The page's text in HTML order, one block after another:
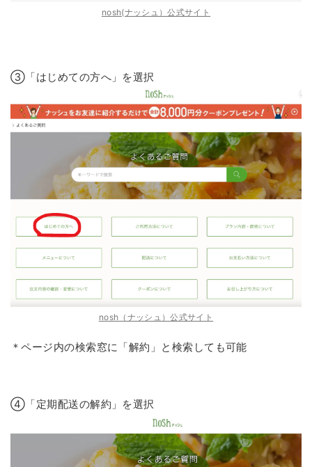
nosh(ナッシュ）公式サイト
③「はじめての方へ」を選択
nosh（ナッシュ）公式サイト
＊ページ内の検索窓に「解約」と検索しても可能
④「定期配送の解約」を選択